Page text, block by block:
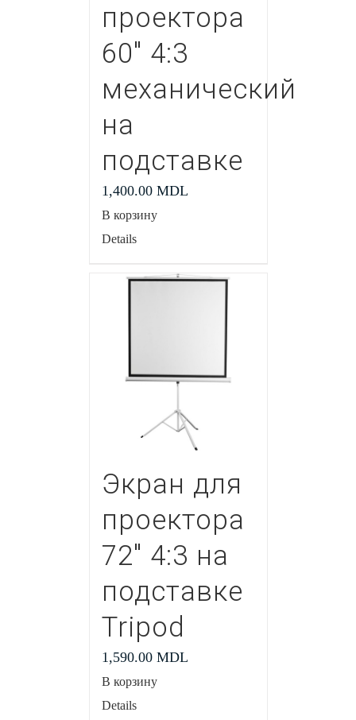
проектора
60″ 4:3
механический
на
подставке
1,400.00 MDL
В корзину
Details
Экран для
проектора
72″ 4:3 на
подставке
Tripod
1,590.00 MDL
В корзину
Details